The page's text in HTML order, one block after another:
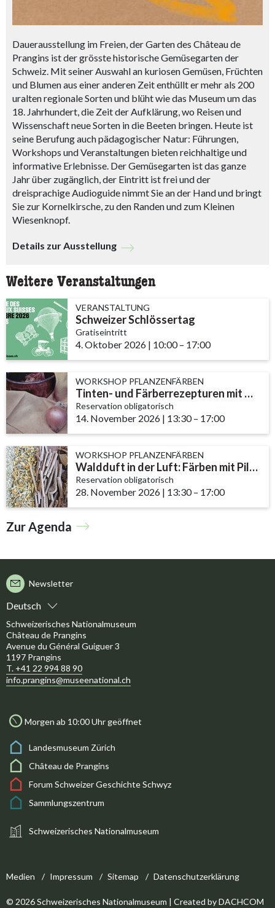
Dauerausstellung im Freien, der Garten des Château de
Prangins ist der grösste historische Gemüsegarten der
Schweiz. Mit seiner Auswahl an kuriosen Gemüsen, Früchten
und Blumen aus einer anderen Zeit enthüllt er mehr als 200
uralten regionale Sorten und blüht wie das Museum um das
18. Jahrhundert, die Zeit der Aufklärung, wo Reisen und
Wissenschaft neue Sorten in die Beeten bringen. Heute ist
seine Berufung auch pädagogischer Natur: Führungen,
Workshops und Veranstaltungen bieten reichhaltige und
informative Erlebnisse. Der Gemüsegarten ist das ganze
Jahr über zugänglich, der Eintritt ist frei und der
dreisprachige Audioguide nimmt Sie an der Hand und bringt
Sie zur Kornelkirsche, zu den Randen und zum Kleinen
Wiesenknopf.
Details zur Ausstellung
Weitere Veranstaltungen
VERANSTALTUNG
Schweizer Schlössertag
Gratiseintritt
4. Oktober 2026 | 10:00accessibility.time_to
– 17:00
WORKSHOP PFLANZENFÄRBEN
Tinten- und Färberrezepturen mit Nüssen, Efeu und Zwiebeln
Reservation obligatorisch
14. November 2026 | 13:30– 17:00
WORKSHOP PFLANZENFÄRBEN
Waldduft in der Luft: Färben mit Pilzen und Flechten
Reservation obligatorisch
28. November 2026 | 13:30– 17:00
Zur Agenda
Deutsch
Newsletter
Schweizerisches Nationalmuseum
Château de Prangins
Avenue du Général Guiguer 3
1197 Prangins
T. +41 22 994 88 90
info.prangins@museenational.ch
Morgen ab 10:00 Uhr geöffnet
Landesmuseum Zürich
Château de Prangins
Forum Schweizer Geschichte Schwyz
Sammlungszentrum
Schweizerisches Nationalmuseum
Medien Impressum Sitemap Datenschutzerklärung
© 2026 Schweizerisches Nationalmuseum | Created byDACHCOM